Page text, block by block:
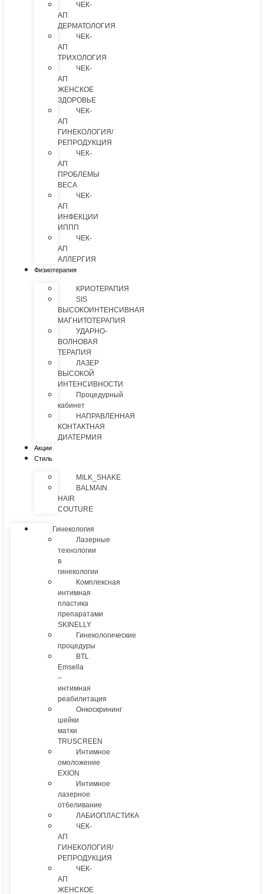
ЧЕК-
АП
ДЕРМАТОЛОГИЯ
ЧЕК-
АП
ТРИХОЛОГИЯ
ЧЕК-
АП
ЖЕНСКОЕ
ЗДОРОВЬЕ
ЧЕК-
АП
ГИНЕКОЛОГИЯ/
РЕПРОДУКЦИЯ
ЧЕК-
АП
ПРОБЛЕМЫ
ВЕСА
ЧЕК-
АП
ИНФЕКЦИИ
ИППП
ЧЕК-
АП
АЛЛЕРГИЯ
Физиотерапия
КРИОТЕРАПИЯ
SIS
ВЫСОКОИНТЕНСИВНАЯ
МАГНИТОТЕРАПИЯ
УДАРНО-
ВОЛНОВАЯ
ТЕРАПИЯ
ЛАЗЕР
ВЫСОКОЙ
ИНТЕНСИВНОСТИ
Процедурный
кабинет
НАПРАВЛЕННАЯ
КОНТАКТНАЯ
ДИАТЕРМИЯ
Акции
Стиль
MILK_SHAKE
BALMAIN
HAIR
COUTURE
Гинекология
Лазерные
технологии
в
гинекологии
Комплексная
интимная
пластика
препаратами
SKINELLY
Гинекологические
процедуры
BTL
Emsella
–
интимная
реабилитация
Онкоскрининг
шейки
матки
TRUSCREEN
Интимное
омоложение
EXION
Интимное
лазерное
отбеливание
ЛАБИОПЛАСТИКА
ЧЕК-
АП
ГИНЕКОЛОГИЯ/
РЕПРОДУКЦИЯ
ЧЕК-
АП
ЖЕНСКОЕ